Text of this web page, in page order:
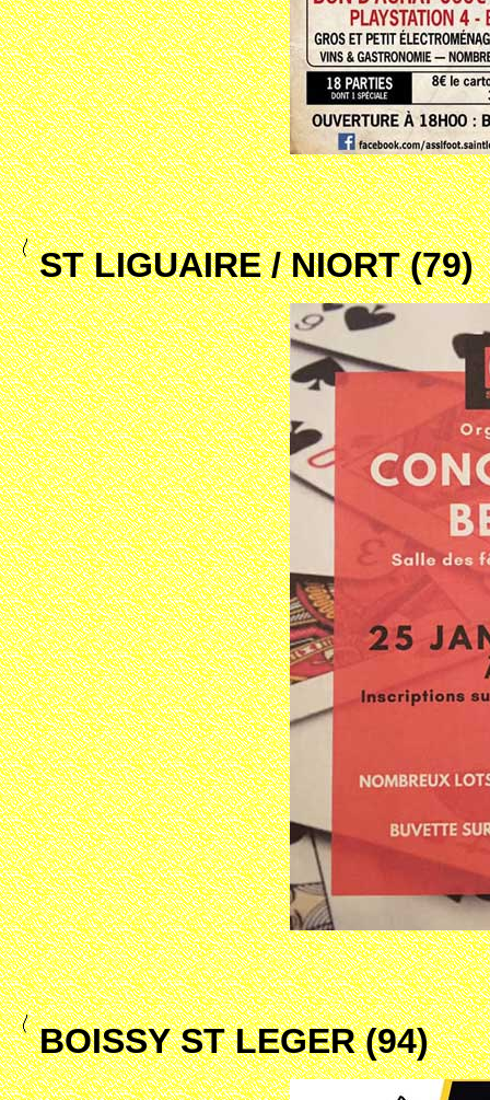
ST LIGUAIRE / NIORT (79)
BOISSY ST LEGER (94)